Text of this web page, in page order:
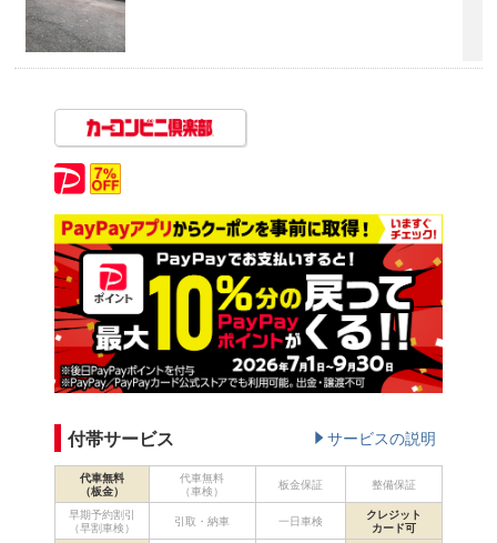
付帯サービス サービスの説明
代車無料
（板金）
代車無料
（車検）
板金保証 整備保証
早期予約割引
（早割車検）
引取・納車 一日車検
クレジット
カード可